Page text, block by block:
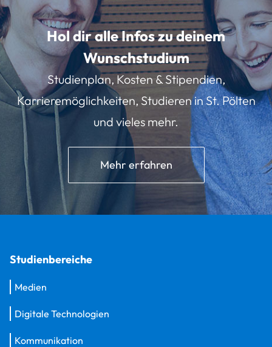
Hol dir alle Infos zu deinem
Wunschstudium
Studienplan, Kosten & Stipendien,
Karrieremöglichkeiten, Studieren in St. Pölten
und vieles mehr.
Mehr erfahren
Studienbereiche
Medien
Digitale Technologien
Kommunikation